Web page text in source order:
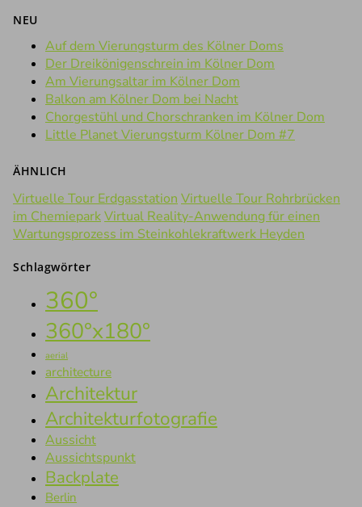
NEU
Auf dem Vierungsturm des Kölner Doms
Der Dreikönigenschrein im Kölner Dom
Am Vierungsaltar im Kölner Dom
Balkon am Kölner Dom bei Nacht
Chorgestühl und Chorschranken im Kölner Dom
Little Planet Vierungsturm Kölner Dom #7
ÄHNLICH
Virtuelle Tour Erdgasstation Virtuelle Tour Rohrbrücken
im ChemieparkVirtual Reality-Anwendung für einen
Wartungsprozess im Steinkohlekraftwerk Heyden
Schlagwörter
360°
360°x180°
aerial
architecture
Architektur
Architekturfotografie
Aussicht
Aussichtspunkt
Backplate
Berlin